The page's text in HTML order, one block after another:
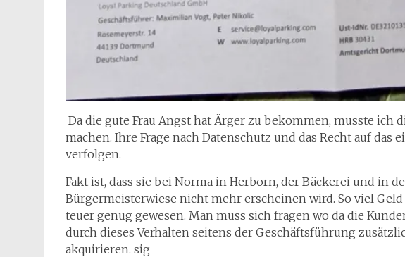
Da die gute Frau Angst hat Ärger zu bekommen, musste
machen. Ihre Frage nach Datenschutz und das Recht auf
verfolgen.
Fakt ist, dass sie bei Norma in Herborn, der Bäckerei und in
Bürgermeisterwiese nicht mehr erscheinen wird. So viel
teuer genug gewesen. Man muss sich fragen wo da die
durch dieses Verhalten seitens der Geschäftsführung
akquirieren. sig